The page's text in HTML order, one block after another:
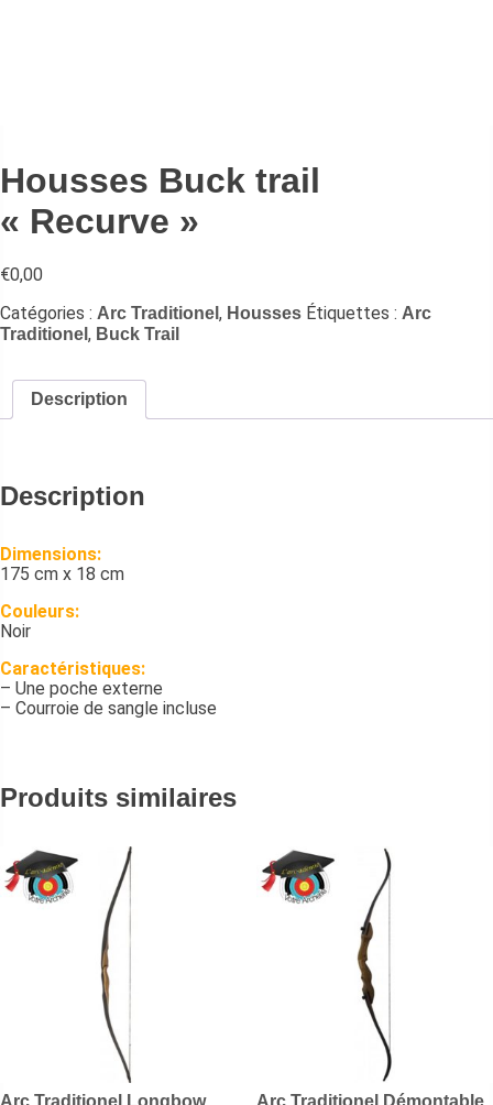
Housses Buck trail
« Recurve »
€0,00
Catégories : Arc Traditionel , Housses Étiquettes : Arc
Traditionel , Buck Trail
Description
Description
Dimensions:
175 cm x 18 cm
Couleurs:
Noir
Caractéristiques:
– Une poche externe
– Courroie de sangle incluse
Produits similaires
Arc Traditionel Longbow
Arc Traditionel Démontable